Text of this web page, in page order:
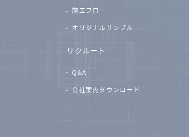
施工フロー
オリジナルサンプル
リクルート
Q&A
会社案内ダウンロード